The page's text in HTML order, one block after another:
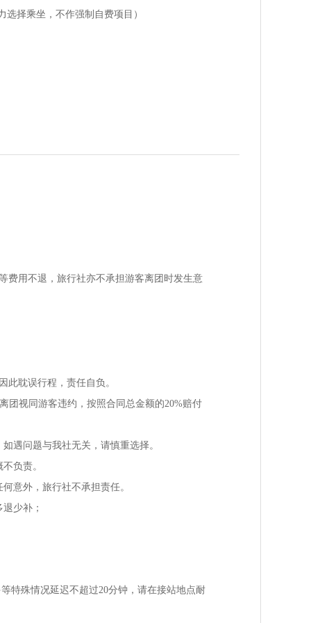
择乘坐，不作强制自费项目）
费用不退，旅行社亦不承担游客离团时发生意
此耽误行程，责任自负。
团视同游客违约，按照合同总金额的20%赔付
遇问题与我社无关，请慎重选择。
负责。
意外，旅行社不承担责任。
少补；
特殊情况延迟不超过20分钟，请在接站地点耐